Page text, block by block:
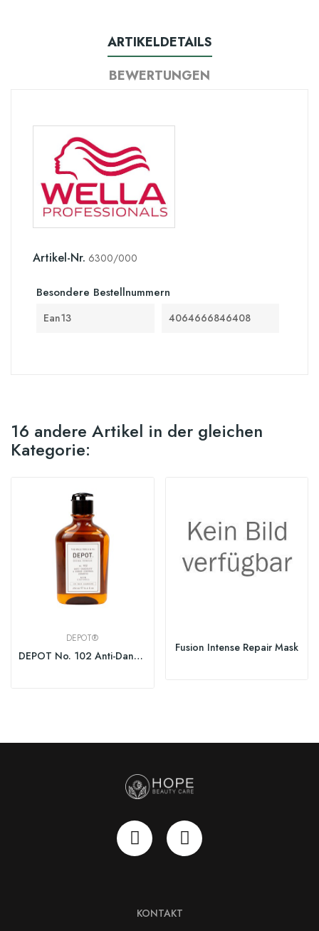
ARTIKELDETAILS
BEWERTUNGEN
Artikel-Nr. 6300/000
Besondere Bestellnummern
Ean13 4064666846408
16 andere Artikel in der gleichen
Kategorie:
DEPOT®
DEPOT No. 102 Anti-Dandruff & Sebum Control...
Fusion Intense Repair Mask
KONTAKT